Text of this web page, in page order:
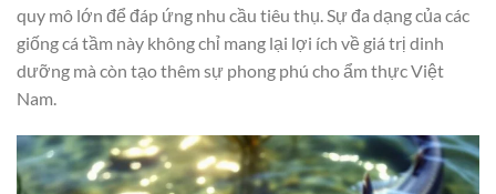
quy mô lớn để đáp ứng nhu cầu tiêu thụ. Sự đa dạng của các
giống cá tầm này không chỉ mang lại lợi ích về giá trị dinh
dưỡng mà còn tạo thêm sự phong phú cho ẩm thực Việt
Nam.